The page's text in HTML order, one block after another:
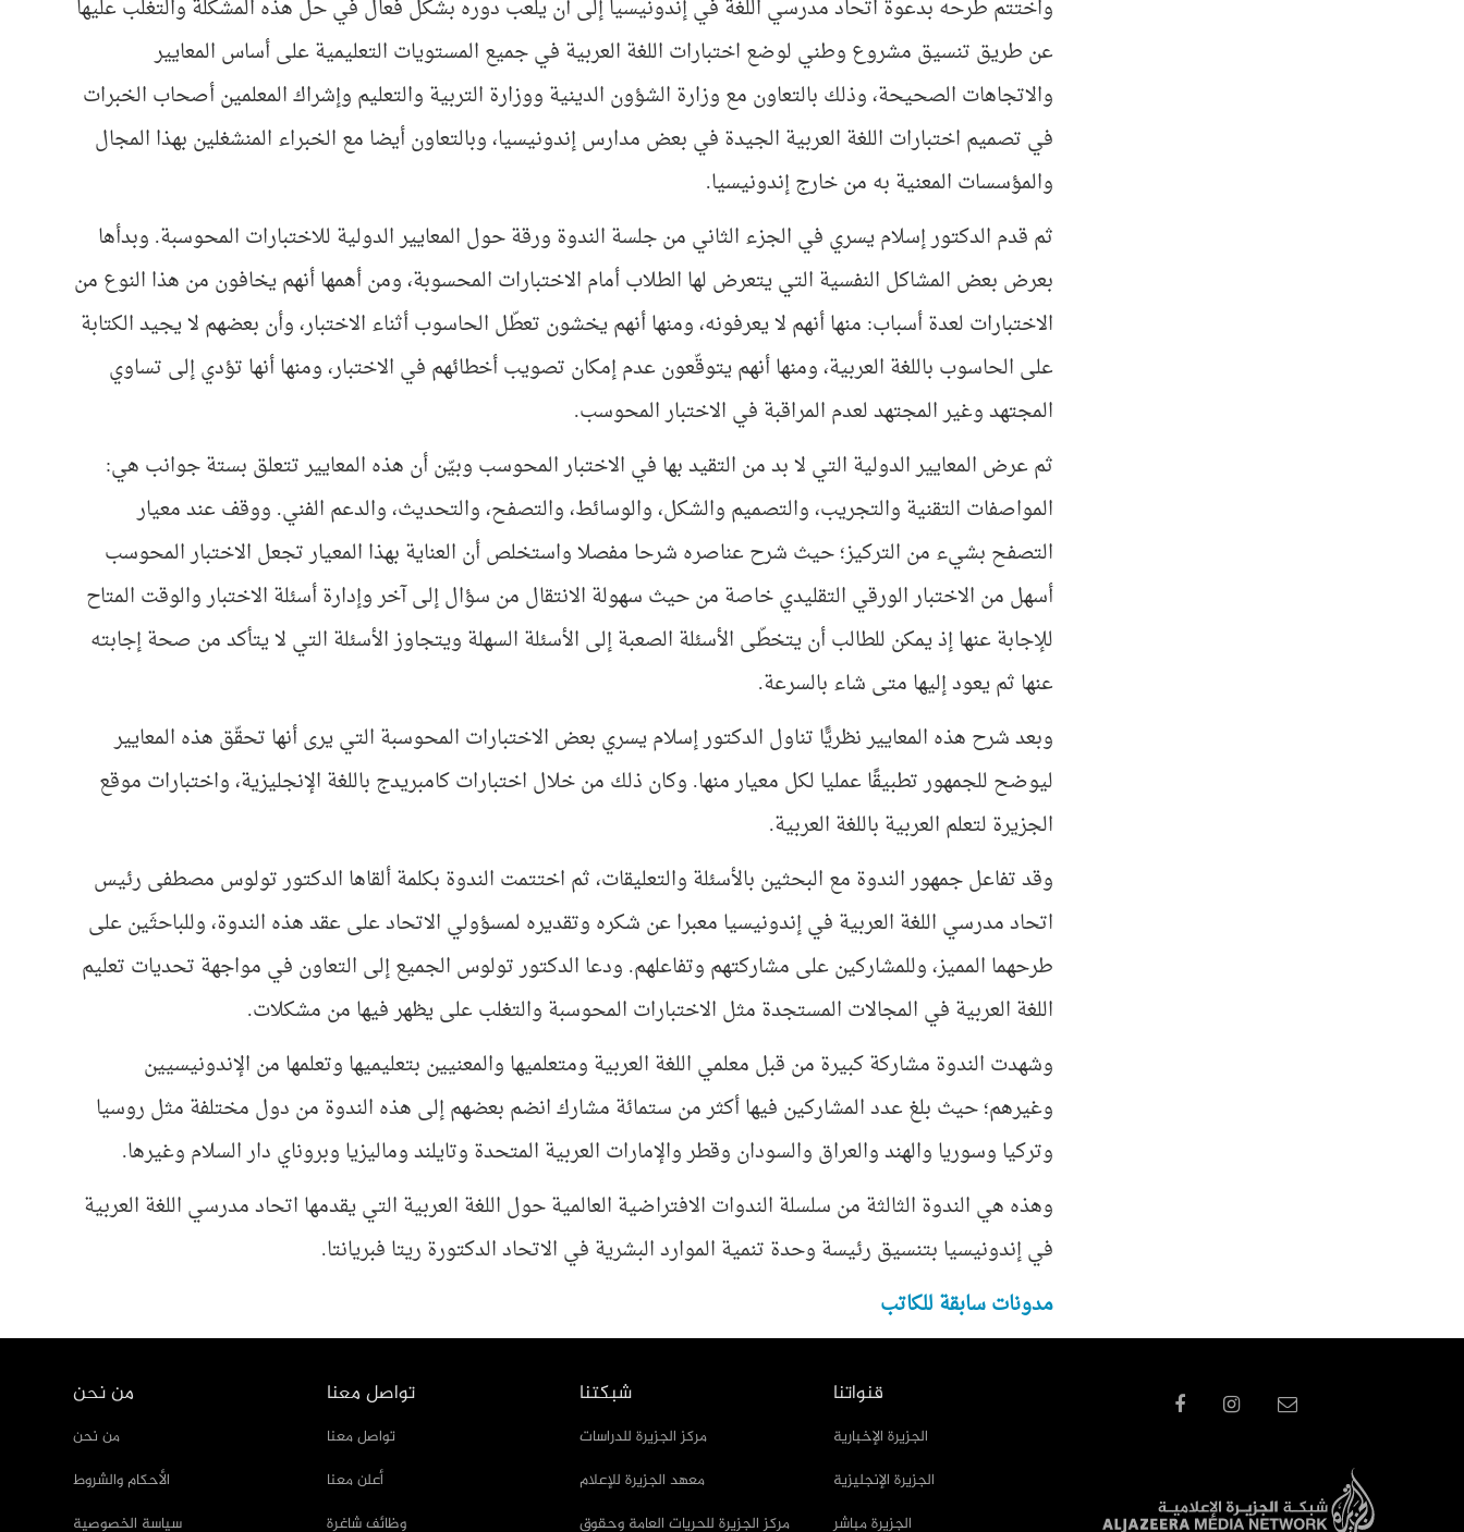
واختتم طرحه بدعوة اتحاد مدرسي اللغة في إندونيسيا إلى أن يلعب دوره بشكل فعال في حل هذه المشكلة والتغلب عليها
عن طريق تنسيق مشروع وطني لوضع اختبارات اللغة العربية في جميع المستويات التعليمية على أساس المعايير
والاتجاهات الصحيحة، وذلك بالتعاون مع وزارة الشؤون الدينية ووزارة التربية والتعليم وإشراك المعلمين أصحاب الخبرات
في تصميم اختبارات اللغة العربية الجيدة في بعض مدارس إندونيسيا، وبالتعاون أيضا مع الخبراء المنشغلين بهذا المجال
والمؤسسات المعنية به من خارج إندونيسيا.
ثم قدم الدكتور إسلام يسري في الجزء الثاني من جلسة الندوة ورقة حول المعايير الدولية للاختبارات المحوسبة. وبدأها
بعرض بعض المشاكل النفسية التي يتعرض لها الطلاب أمام الاختبارات ‏المحسوبة، ومن أهمها أنهم يخافون من هذا النوع من
الاختبارات لعدة أسباب: منها أنهم لا يعرفونه، ومنها أنهم يخشون ‏تعطّل الحاسوب أثناء الاختبار، وأن بعضهم لا يجيد الكتابة
على الحاسوب باللغة العربية، ومنها أنهم ‏يتوقّعون عدم إمكان تصويب أخطائهم في الاختبار، ومنها أنها تؤدي إلى تساوي
‏المجتهد وغير المجتهد لعدم المراقبة في الاختبار المحوسب. ‏
ثم عرض المعايير الدولية التي لا بد من التقيد بها في الاختبار المحوسب وبيّن أن هذه المعايير تتعلق بستة جوانب هي:
المواصفات التقنية والتجريب، والتصميم والشكل، والوسائط، والتصفح، والتحديث، والدعم الفني. ووقف عند معيار
التصفح بشيء من التركيز؛ حيث شرح عناصره شرحا مفصلا واستخلص أن العناية بهذا المعيار تجعل الاختبار المحوسب
أسهل من الاختبار الورقي التقليدي خاصة من حيث سهولة الانتقال من سؤال إلى آخر وإدارة أسئلة الاختبار والوقت المتاح
للإجابة عنها إذ يمكن للطالب أن يتخطّى الأسئلة الصعبة إلى الأسئلة السهلة ويتجاوز الأسئلة التي لا يتأكد من صحة إجابته
عنها ثم يعود إليها متى شاء بالسرعة.
وبعد شرح هذه المعايير نظريًّا تناول الدكتور إسلام يسري بعض الاختبارات المحوسبة التي يرى أنها تحقّق هذه المعايير
ليوضح للجمهور تطبيقًا عمليا لكل معيار منها. وكان ذلك من خلال اختبارات كامبريدج باللغة الإنجليزية، واختبارات موقع
الجزيرة لتعلم العربية باللغة العربية.
وقد تفاعل جمهور الندوة مع البحثين بالأسئلة والتعليقات، ثم اختتمت الندوة بكلمة ألقاها الدكتور تولوس مصطفى رئيس
اتحاد مدرسي اللغة العربية في إندونيسيا معبرا عن شكره وتقديره لمسؤولي الاتحاد على عقد هذه الندوة، وللباحثَين على
طرحهما المميز، وللمشاركين على مشاركتهم وتفاعلهم. ودعا الدكتور تولوس الجميع إلى التعاون في مواجهة تحديات تعليم
اللغة العربية في المجالات المستجدة مثل الاختبارات المحوسبة والتغلب على يظهر فيها من مشكلات.
وشهدت الندوة مشاركة كبيرة من قبل معلمي اللغة العربية ومتعلميها والمعنيين بتعليميها وتعلمها من الإندونيسيين
وغيرهم؛ حيث بلغ عدد المشاركين فيها أكثر من ستمائة مشارك انضم بعضهم إلى هذه الندوة من دول مختلفة مثل روسيا
وتركيا وسوريا والهند والعراق والسودان وقطر والإمارات العربية المتحدة وتايلند وماليزيا وبروناي دار السلام وغيرها.
وهذه هي الندوة الثالثة من سلسلة الندوات الافتراضية العالمية حول اللغة العربية التي يقدمها اتحاد مدرسي اللغة العربية
في إندونيسيا بتنسيق رئيسة وحدة تنمية الموارد البشرية في الاتحاد الدكتورة ريتا فبريانتا.
مدونات سابقة للكاتب
من نحن
من نحن
الأحكام والشروط
سياسة الخصوصية
تواصل معنا
تواصل معنا
أعلن معنا
وظائف شاغرة
شبكتنا
مركز الجزيرة للدراسات
معهد الجزيرة للإعلام
مركز الجزيرة للحريات العامة وحقوق
قنواتنا
الجزيرة الإخبارية
الجزيرة الإنجليزية
الجزيرة مباشر